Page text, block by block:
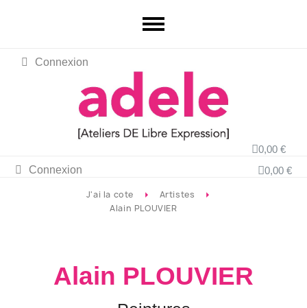
Connexion
0,00 €
Connexion
0,00 €
J'ai la cote
Artistes
Alain PLOUVIER
Alain PLOUVIER